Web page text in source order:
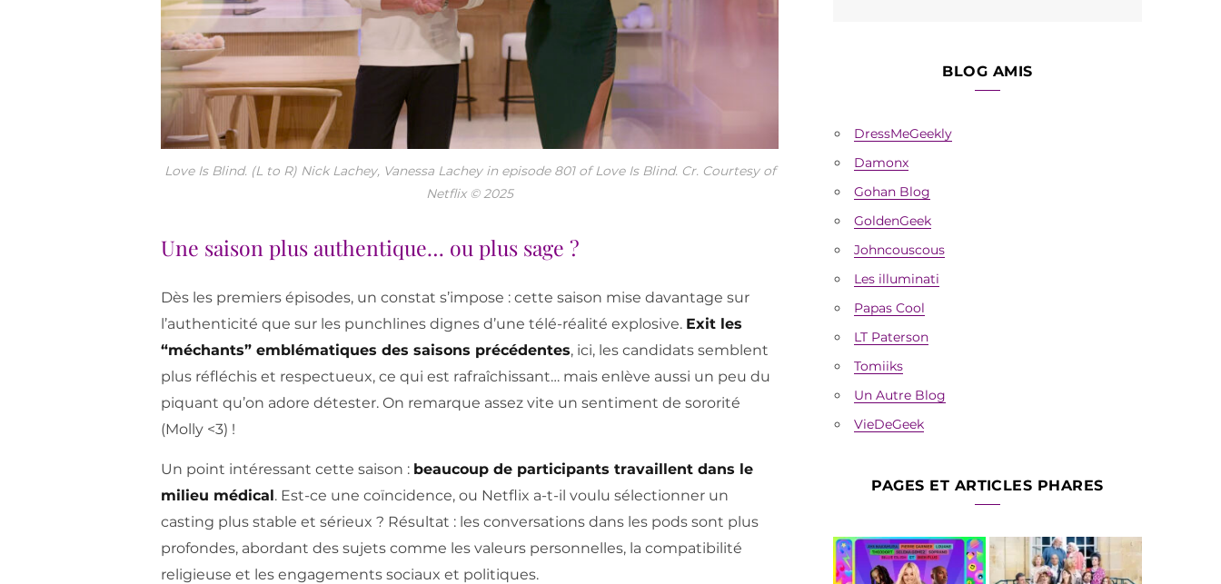
Love Is Blind. (L to R) Nick Lachey, Vanessa Lachey in episode 801 of Love Is Blind. Cr. Courtesy of
Netflix © 2025
Une saison plus authentique… ou plus sage ?
Dès les premiers épisodes, un constat s’impose : cette saison mise davantage sur
l’authenticité que sur les punchlines dignes d’une télé-réalité explosive. Exit les
“méchants” emblématiques des saisons précédentes, ici, les candidats semblent
plus réfléchis et respectueux, ce qui est rafraîchissant… mais enlève aussi un peu du
piquant qu’on adore détester. On remarque assez vite un sentiment de sororité
(Molly <3) !
Un point intéressant cette saison : beaucoup de participants travaillent dans le
milieu médical. Est-ce une coïncidence, ou Netflix a-t-il voulu sélectionner un
casting plus stable et sérieux ? Résultat : les conversations dans les pods sont plus
profondes, abordant des sujets comme les valeurs personnelles, la compatibilité
religieuse et les engagements sociaux et politiques.
BLOG AMIS
DressMeGeekly
Damonx
Gohan Blog
GoldenGeek
Johncouscous
Les illuminati
Papas Cool
LT Paterson
Tomiiks
Un Autre Blog
VieDeGeek
PAGES ET ARTICLES PHARES